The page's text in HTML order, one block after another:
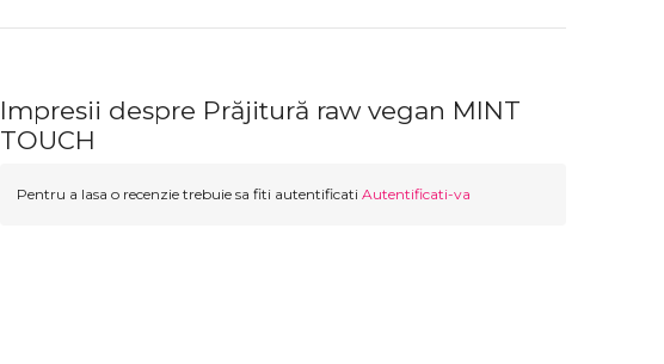
Impresii despre Prăjitură raw vegan MINT
TOUCH
Pentru a lasa o recenzie trebuie sa fiti autentificati Autentificati-va